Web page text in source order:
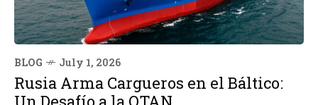
BLOG July 1, 2026
Rusia Arma Cargueros en el Báltico: